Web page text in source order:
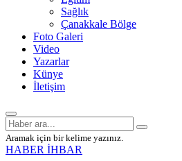
Sağlık
Çanakkale Bölge
Foto Galeri
Video
Yazarlar
Künye
İletişim
Aramak için bir kelime yazınız.
HABER İHBAR